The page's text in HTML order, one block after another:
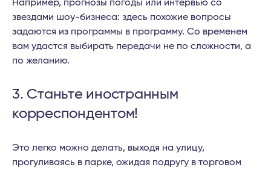
Например, прогнозы погоды или интервью со
звездами шоу-бизнеса: здесь похожие вопросы
задаются из программы в программу. Со временем
вам удастся выбирать передачи не по сложности, а
по желанию.
3. Станьте иностранным
корреспондентом!
Это легко можно делать, выходя на улицу,
прогуливаясь в парке, ожидая подругу в торговом